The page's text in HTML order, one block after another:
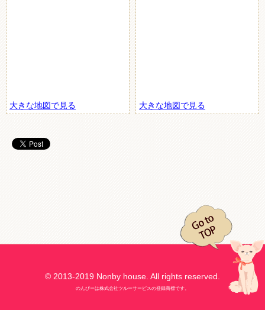
大きな地図で見る 大きな地図で見る
© 2013-2019 Nonby house. All rights reserved.
のんびーは株式会社ツルーサービスの登録商標です。